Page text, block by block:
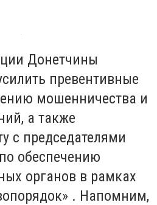
Донетчины
превентивные
мошенничества и
а также
с председателями
обеспечению
органов в рамках
. Напомним,